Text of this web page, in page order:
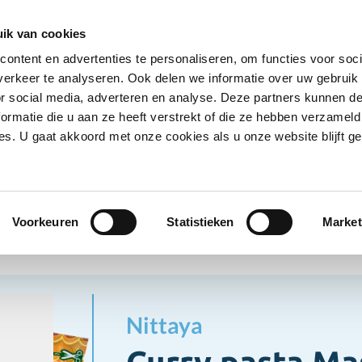
van cookies
en advertenties te personaliseren, om functies voor
te analyseren. Ook delen we informatie over uw gebruik
social media, adverteren en analyse. Deze partners kunnen
die u aan ze heeft verstrekt of die ze hebben
U gaat akkoord met onze cookies als u onze website blijft
Voorkeuren Statistieken
Show submenu for Droogwaren category
Koelproducten
Show submenu for Koelproducten
Diepvriesproducten
Show
Dranken
Kruiden/Specerijen Curry pasta Massaman
Specerijen
Nittaya